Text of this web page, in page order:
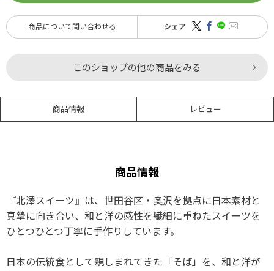
商品について問い合わせる シェア
このショップの他の商品をみる
商品情報 レビュー
商品情報
『北澤スイーツ』は、世田谷区・奥沢を拠点に日本素材と
真摯に向き合い、和と洋の感性を繊細に重ねたスイーツを
ひとつひとつ丁寧に手作りしています。
日本の伝統食として親しまれてきた「そば」を、和と洋が